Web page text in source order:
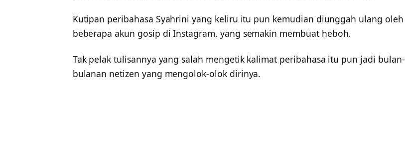
Kutipan peribahasa Syahrini yang keliru itu pun kemudian diunggah ulang oleh
beberapa akun gosip di Instagram, yang semakin membuat heboh.
Tak pelak tulisannya yang salah mengetik kalimat peribahasa itu pun jadi bulan-
bulanan netizen yang mengolok-olok dirinya.